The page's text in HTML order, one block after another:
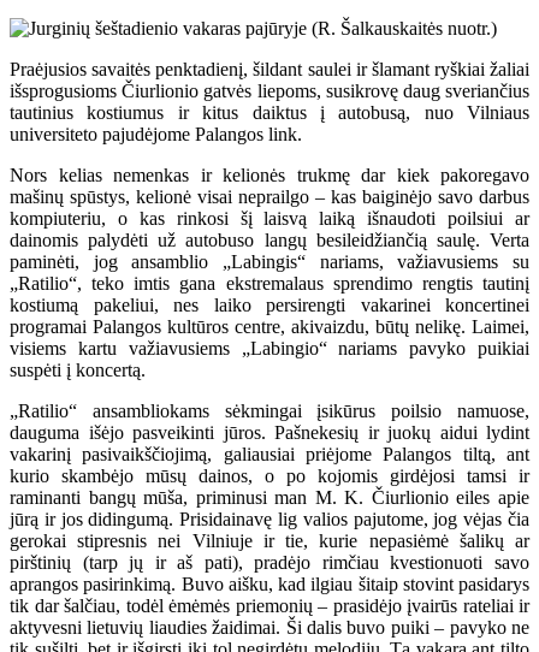
Praėjusios savaitės penktadienį, šildant saulei ir šlamant ryškiai žaliai
išsprogusioms Čiurlionio gatvės liepoms, susikrovę daug sveriančius
tautinius kostiumus ir kitus daiktus į autobusą, nuo Vilniaus
universiteto pajudėjome Palangos link.
Nors kelias nemenkas ir kelionės trukmę dar kiek pakoregavo
mašinų spūstys, kelionė visai neprailgo – kas baiginėjo savo darbus
kompiuteriu, o kas rinkosi šį laisvą laiką išnaudoti poilsiui ar
dainomis palydėti už autobuso langų besileidžiančią saulę. Verta
paminėti, jog ansamblio „Labingis“ nariams, važiavusiems su
„Ratilio“, teko imtis gana ekstremalaus sprendimo rengtis tautinį
kostiumą pakeliui, nes laiko persirengti vakarinei koncertinei
programai Palangos kultūros centre, akivaizdu, būtų nelikę. Laimei,
visiems kartu važiavusiems „Labingio“ nariams pavyko puikiai
suspėti į koncertą.
„Ratilio“ ansambliokams sėkmingai įsikūrus poilsio namuose,
dauguma išėjo pasveikinti jūros. Pašnekesių ir juokų aidui lydint
vakarinį pasivaikščiojimą, galiausiai priėjome Palangos tiltą, ant
kurio skambėjo mūsų dainos, o po kojomis girdėjosi tamsi ir
raminanti bangų mūša, priminusi man M. K. Čiurlionio eiles apie
jūrą ir jos didingumą. Prisidainavę lig valios pajutome, jog vėjas čia
gerokai stipresnis nei Vilniuje ir tie, kurie nepasiėmė šalikų ar
pirštinių (tarp jų ir aš pati), pradėjo rimčiau kvestionuoti savo
aprangos pasirinkimą. Buvo aišku, kad ilgiau šitaip stovint pasidarys
tik dar šalčiau, todėl ėmėmės priemonių – prasidėjo įvairūs rateliai ir
aktyvesni lietuvių liaudies žaidimai. Ši dalis buvo puiki – pavyko ne